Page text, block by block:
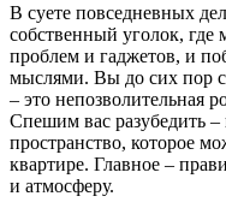
В суете повседневных
собственный уголок, где
проблем и гаджетов, и
мыслями. Вы до сих пор
– это непозволительная
Спешим вас разубедить
пространство, которое
квартире. Главное –
и атмосферу.